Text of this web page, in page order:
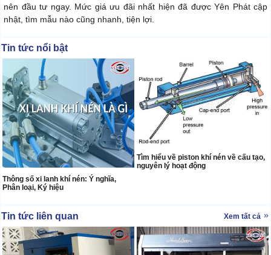
nên đầu tư ngay. Mức giá ưu đãi nhất hiện đã được Yên Phát cập
nhật, tìm mẫu nào cũng nhanh, tiện lợi.
Tin tức nổi bật
Thông số xi lanh khí nén: Ý nghĩa,
Phân loại, Ký hiệu
Tìm hiểu về piston khí nén về cấu tạo,
nguyên lý hoạt động
Tin tức liên quan Xem tất cả